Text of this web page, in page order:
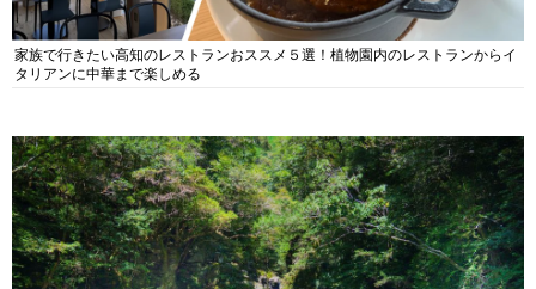
家族で行きたい高知のレストランおススメ５選！植物園内のレストランからイ
タリアンに中華まで楽しめる